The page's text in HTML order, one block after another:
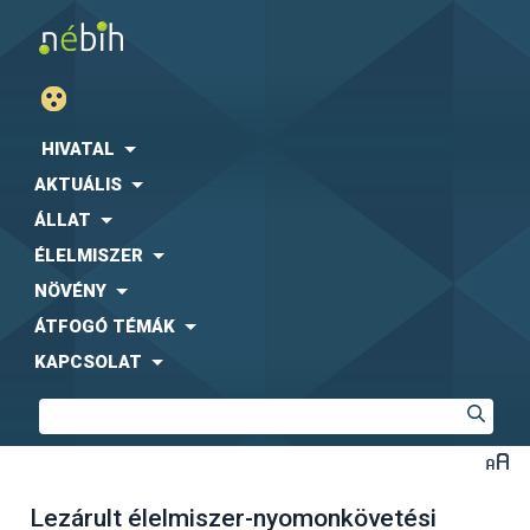
HIVATAL
AKTUÁLIS
ÁLLAT
ÉLELMISZER
NÖVÉNY
ÁTFOGÓ TÉMÁK
KAPCSOLAT
Lezárult élelmiszer-nyomonkövetési